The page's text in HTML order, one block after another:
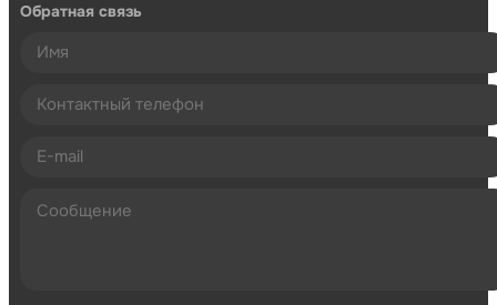
Обратная связь